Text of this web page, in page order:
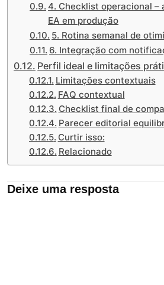
4. Checklist operacional –
EA em produção
5. Rotina semanal de
6. Integração com
Perfil ideal e limitações
Limitações contextuais
FAQ contextual
Checklist final de
Parecer editorial
Curtir isso:
Relacionado
Deixe uma resposta